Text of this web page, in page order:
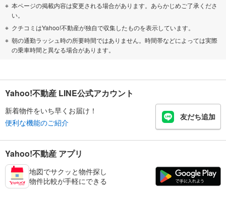
本ページの掲載内容は変更される場合があります。あらかじめご了承くださ
い。
クチコミはYahoo!不動産が独自で収集したものを表示しています。
朝の通勤ラッシュ時の所要時間ではありません。時間帯などによっては実際
の乗車時間と異なる場合があります。
Yahoo!不動産 LINE公式アカウント
新着物件をいち早くお届け！
便利な機能のご紹介
友だち追加
Yahoo!不動産 アプリ
地図でサクッと物件探し
物件比較が手軽にできる